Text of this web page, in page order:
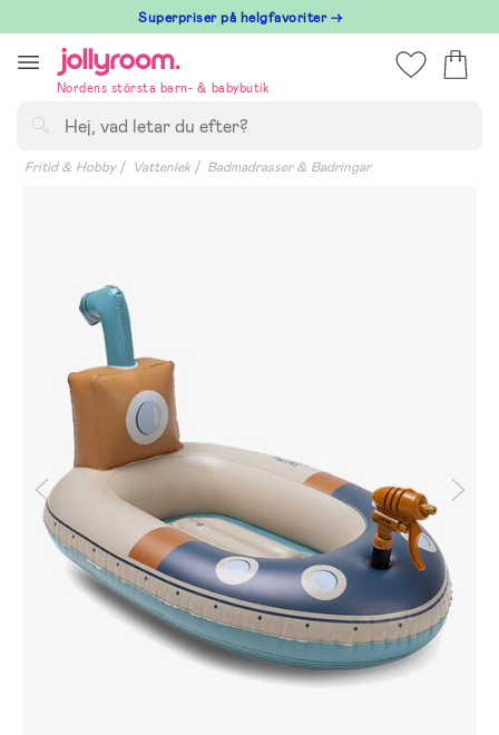
till
innehållet
Superpriser på helgfavoriter →
Nordens största barn- & babybutik
Fritid & Hobby Vattenlek Badmadrasser & Badringar